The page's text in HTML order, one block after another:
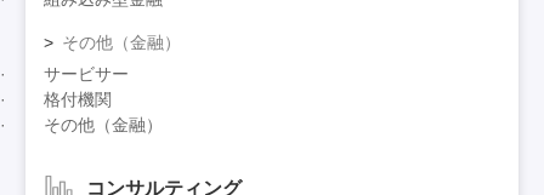
その他（金融）
サービサー
格付機関
その他（金融）
コンサルティング